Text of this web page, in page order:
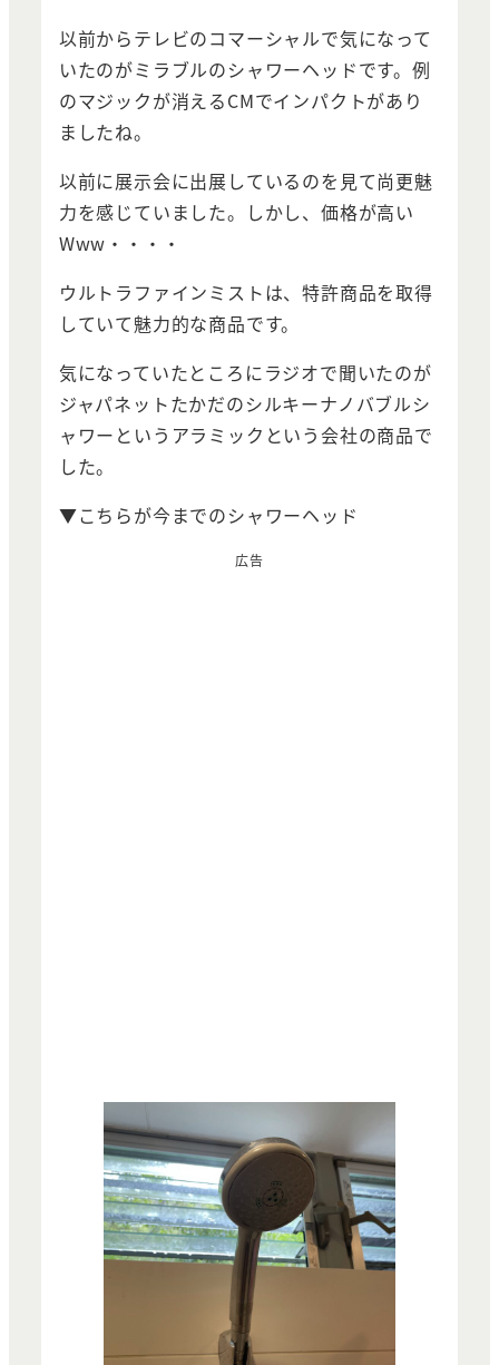
以前からテレビのコマーシャルで気になって
いたのがミラブルのシャワーヘッドです。例
のマジックが消えるCMでインパクトがあり
ましたね。
以前に展示会に出展しているのを見て尚更魅
力を感じていました。しかし、価格が高い
Www・・・・
ウルトラファインミストは、特許商品を取得
していて魅力的な商品です。
気になっていたところにラジオで聞いたのが
ジャパネットたかだのシルキーナノバブルシ
ャワーというアラミックという会社の商品で
した。
▼こちらが今までのシャワーヘッド
広告